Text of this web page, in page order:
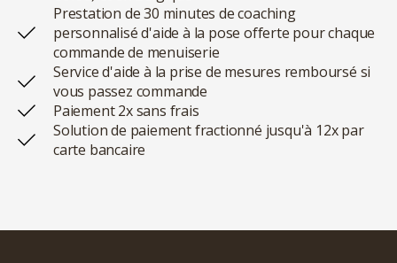
Prestation de 30 minutes de coaching
personnalisé d'aide à la pose offerte pour chaque
commande de menuiserie
Service d'aide à la prise de mesures remboursé si
vous passez commande
Paiement 2x sans frais
Solution de paiement fractionné jusqu'à 12x par
carte bancaire